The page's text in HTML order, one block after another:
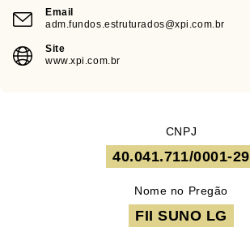
Email
adm.fundos.estruturados@xpi.com.br
Site
www.xpi.com.br
CNPJ
40.041.711/0001-29
Nome no Pregão
FII SUNO LG